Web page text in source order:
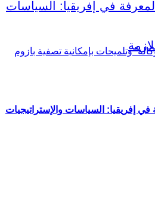
في إفريقيا: السياسات والإستراتيجيات